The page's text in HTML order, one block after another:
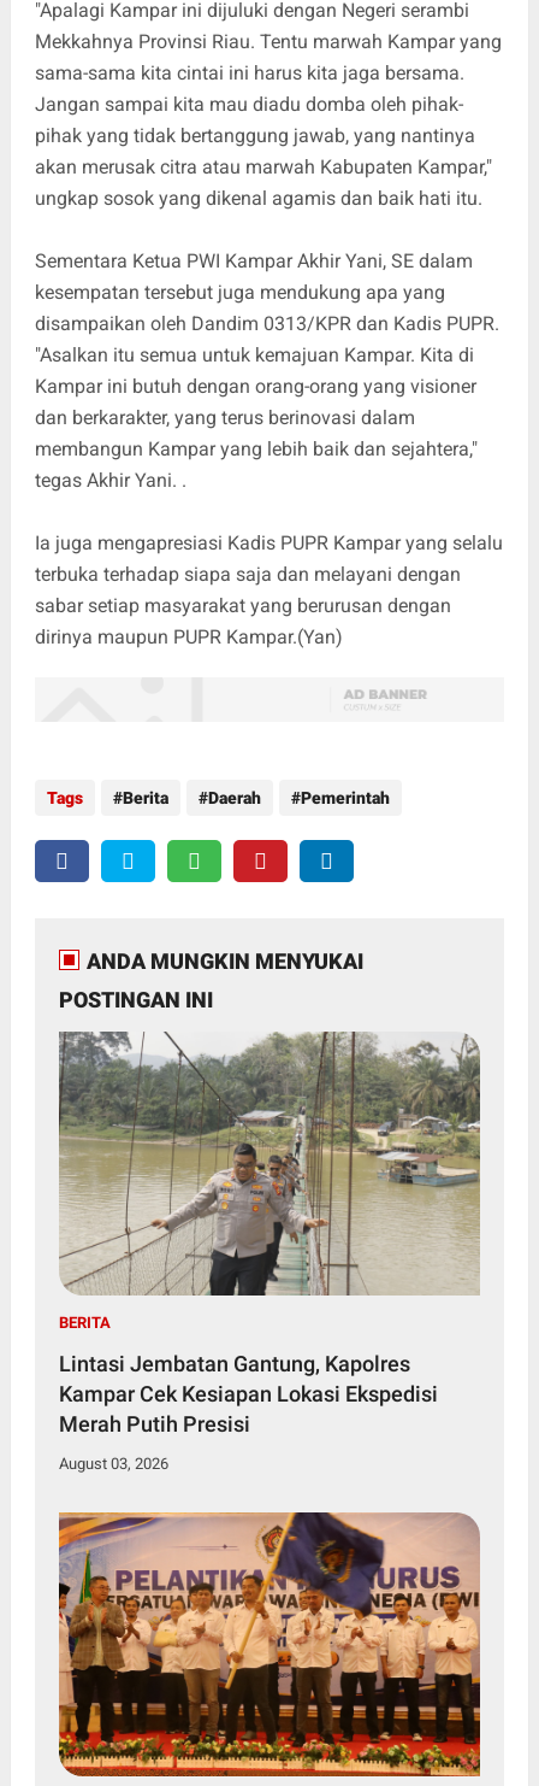
"Apalagi Kampar ini dijuluki dengan Negeri serambi
Mekkahnya Provinsi Riau. Tentu marwah Kampar yang
sama-sama kita cintai ini harus kita jaga bersama.
Jangan sampai kita mau diadu domba oleh pihak-
pihak yang tidak bertanggung jawab, yang nantinya
akan merusak citra atau marwah Kabupaten Kampar,"
ungkap sosok yang dikenal agamis dan baik hati itu.
Sementara Ketua PWI Kampar Akhir Yani, SE dalam
kesempatan tersebut juga mendukung apa yang
disampaikan oleh Dandim 0313/KPR dan Kadis PUPR.
"Asalkan itu semua untuk kemajuan Kampar. Kita di
Kampar ini butuh dengan orang-orang yang visioner
dan berkarakter, yang terus berinovasi dalam
membangun Kampar yang lebih baik dan sejahtera,"
tegas Akhir Yani. .
Ia juga mengapresiasi Kadis PUPR Kampar yang selalu
terbuka terhadap siapa saja dan melayani dengan
sabar setiap masyarakat yang berurusan dengan
dirinya maupun PUPR Kampar.(Yan)
Tags Berita Daerah Pemerintah
ANDA MUNGKIN MENYUKAI
POSTINGAN INI
BERITA
Lintasi Jembatan Gantung, Kapolres
Kampar Cek Kesiapan Lokasi Ekspedisi
Merah Putih Presisi
August 03, 2026